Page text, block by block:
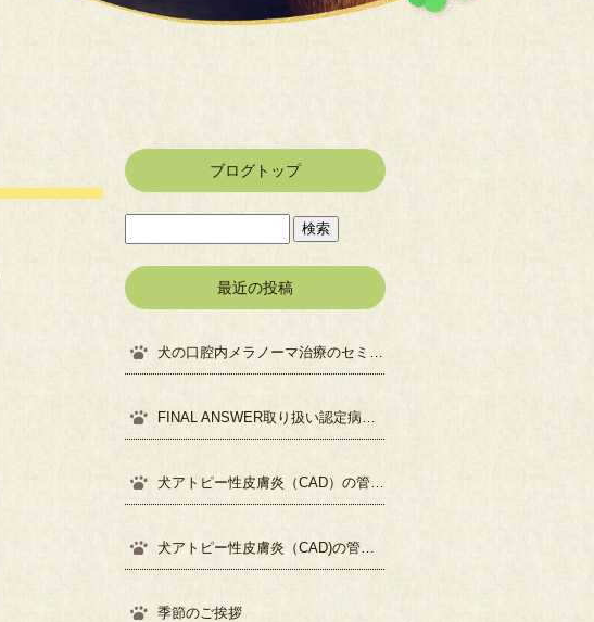
ブログトップ
最近の投稿
犬の口腔内メラノーマ治療のセミナーに参加してきました
FINAL ANSWER取り扱い認定病院になりました
犬アトピー性皮膚炎（CAD）の管理について②
犬アトピー性皮膚炎（CAD)の管理について①
季節のご挨拶